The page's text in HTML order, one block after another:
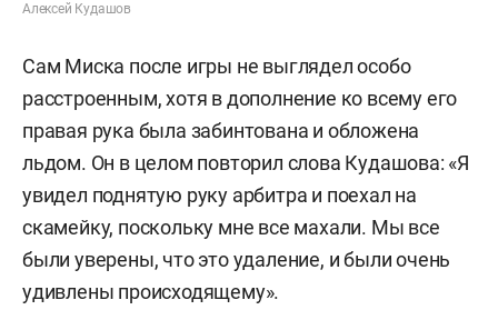
Алексей Кудашов
Сам Миска после игры не выглядел особо
расстроенным, хотя в дополнение ко всему его
правая рука была забинтована и обложена
льдом. Он в целом повторил слова Кудашова: «Я
увидел поднятую руку арбитра и поехал на
скамейку, поскольку мне все махали. Мы все
были уверены, что это удаление, и были очень
удивлены происходящему».